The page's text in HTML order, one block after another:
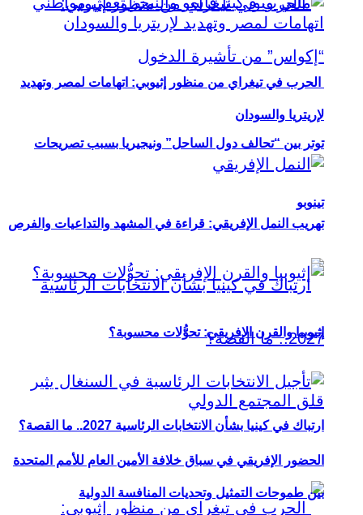
توتر بين “تحالف دول الساحل” ونيجيريا بسبب تصريحات
تينوبو
ارتباك في كينيا بشأن الانتخابات الرئاسية 2027.. ما القصة؟
الحرب في تيغراي من منظور إثيوبي: اتهامات لمصر وتهديد
لإريتريا والسودان
تهريب النمل الإفريقي: قراءة في المشهد والتداعيات والفرص
إثيوبيا والقرن الإفريقي: تحوُّلات محسوبة؟
الحضور الإفريقي في سباق خلافة الأمين العام للأمم المتحدة
بين طموحات التمثيل وتحديات المنافسة الدولية